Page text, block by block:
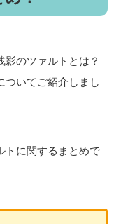
のツァルトとは？
ついてご紹介しまし
トに関するまとめで